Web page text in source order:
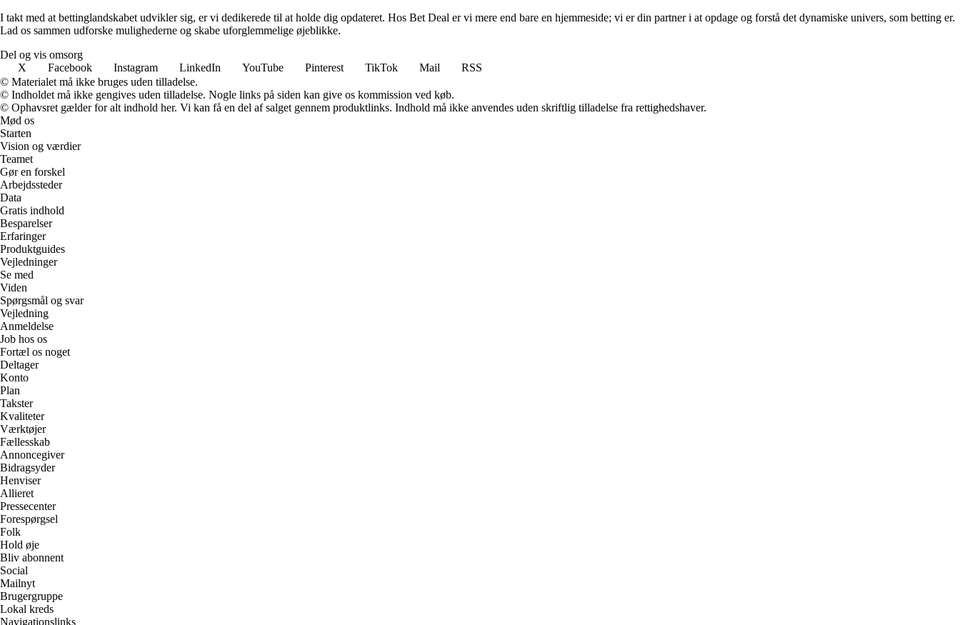
I takt med at bettinglandskabet udvikler sig, er vi dedikerede til at holde dig opdateret. Hos Bet Deal er vi mere end bare en hjemmeside; vi er din partner i at opdage og forstå det dynamiske univers, som betting er.
Lad os sammen udforske mulighederne og skabe uforglemmelige øjeblikke.
Del og vis omsorg
X
Facebook Instagram LinkedIn YouTube Pinterest TikTok Mail
RSS
© Materialet må ikke bruges uden tilladelse.
© Indholdet må ikke gengives uden tilladelse. Nogle links på siden kan give os kommission ved køb.
© Ophavsret gælder for alt indhold her. Vi kan få en del af salget gennem produktlinks. Indhold må ikke anvendes uden skriftlig tilladelse fra rettighedshaver.
Mød os
Starten
Vision og værdier
Teamet
Gør en forskel
Arbejdssteder
Data
Gratis indhold
Besparelser
Erfaringer
Produktguides
Vejledninger
Se med
Viden
Spørgsmål og svar
Vejledning
Anmeldelse
Job hos os
Fortæl os noget
Deltager
Konto
Plan
Takster
Kvaliteter
Værktøjer
Fællesskab
Annoncegiver
Bidragsyder
Henviser
Allieret
Pressecenter
Forespørgsel
Folk
Hold øje
Bliv abonnent
Social
Mailnyt
Brugergruppe
Lokal kreds
Navigationslinks